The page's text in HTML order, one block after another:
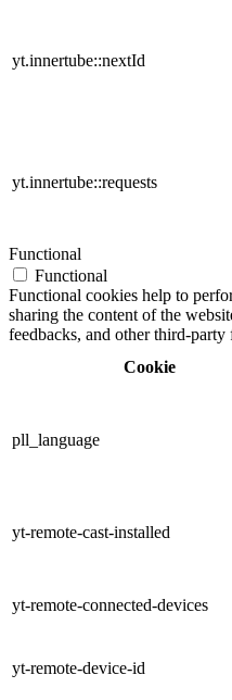
yt.innertube::nextId
yt.innertube::requests
Functional
Functional
Functional cookies help to
sharing the content of the
feedbacks, and other third-party
Cookie
pll_language
yt-remote-cast-installed
yt-remote-connected-devices
yt-remote-device-id